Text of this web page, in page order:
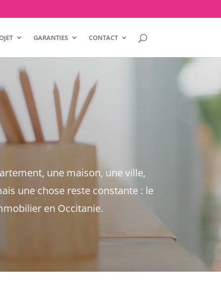
GARANTIES CONTACT
une maison, une ville,
une chose reste constante : le
en Occitanie.